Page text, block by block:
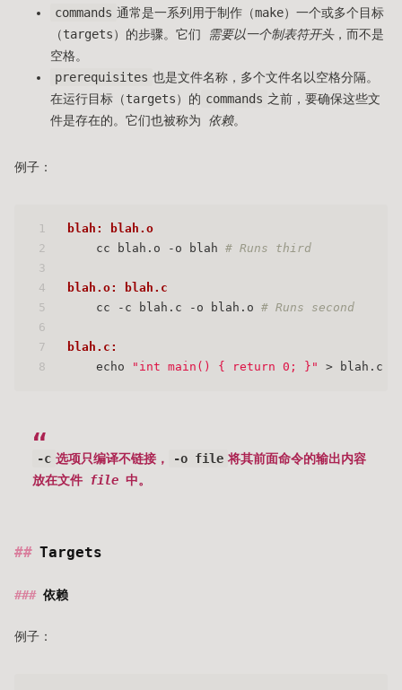
commands 通常是一系列用于制作（make）一个或多个目标
（targets）的步骤。它们
需要以一个制表符开头，而不是
空格。
prerequisites 也是文件名称，多个文件名以空格分隔。
在运行目标（targets）的 commands 之前，要确保这些文
件是存在的。它们也被称为 依赖。
例子：
1
2
3
4
5
6
7
8
blah: blah.o
    cc blah.o -o blah
# Runs third
blah.o: blah.c
    cc -c blah.c -o blah.o
# Runs second
blah.c:
    echo
"int main() { return 0; }" > blah.c
-c 选项只编译不链接， -o file 将其前面命令的输出内容
放在文件 file 中。
Targets
依赖
例子：